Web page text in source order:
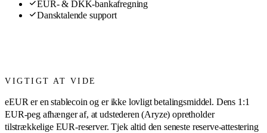
EUR- & DKK-bankafregning
Dansktalende support
VIGTIGT AT VIDE
eEUR er en stablecoin og er ikke lovligt betalingsmiddel. Dens 1:1
EUR-peg afhænger af, at udstederen (Aryze) opretholder
tilstrækkelige EUR-reserver. Tjek altid den seneste reserve-attestering